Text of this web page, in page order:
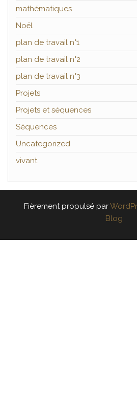
mathématiques
Noël
plan de travail n°1
plan de travail n°2
plan de travail n°3
Projets
Projets et séquences
Séquences
Uncategorized
vivant
Fièrement propulsé par
Blog